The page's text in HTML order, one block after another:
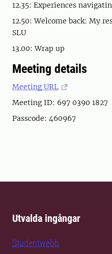
12.35: Experiences
12.50: Welcome back: My
SLU
13.00: Wrap up
Meeting details
Meeting URL
Meeting ID: 697 0390 1827
Passcode: 460967
Utvalda ingångar
Studentwebb